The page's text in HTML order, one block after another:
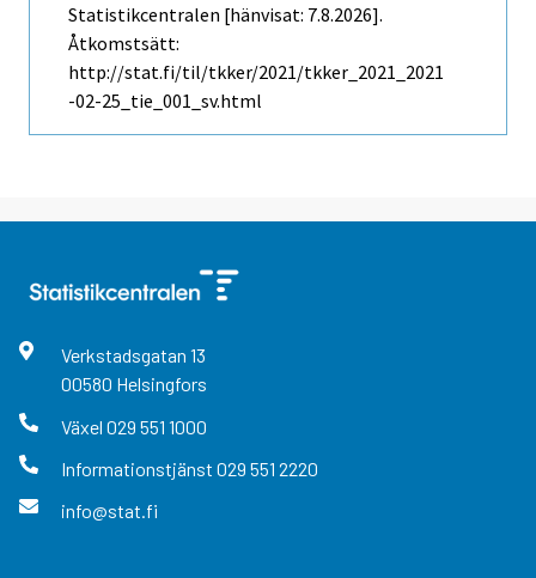
Statistikcentralen [hänvisat: 7.8.2026].
Åtkomstsätt:
http://stat.fi/til/tkker/2021/tkker_2021_2021
-02-25_tie_001_sv.html
Verkstadsgatan 13
00580 Helsingfors
Växel 029 551 1000
Informationstjänst 029 551 2220
info@stat.fi